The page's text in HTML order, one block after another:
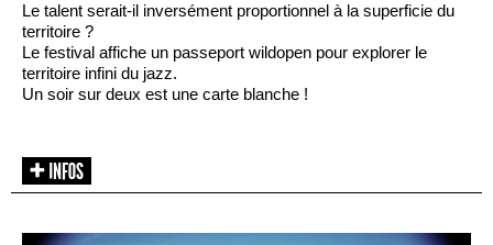
Le talent serait-il inversément proportionnel à la superficie du
territoire ?
Le festival affiche un passeport wildopen pour explorer le
territoire infini du jazz.
Un soir sur deux est une carte blanche !